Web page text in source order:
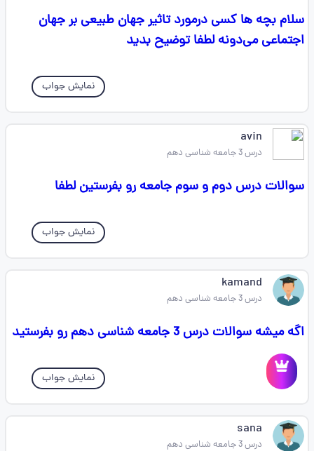
سلام بچه ها کسی درمورد تاثیر جهان طبیعی بر جهان
اجتماعی می‌دونه لطفا توضیح بدید
نمایش جواب
avin
درس 3 جامعه شناسی دهم
سوالات درس دوم و سوم جامعه رو بفرستین لطفا
نمایش جواب
kamand
درس 3 جامعه شناسی دهم
اگه میشه سوالات درس 3 جامعه شناسی دهم رو بفرستید
نمایش جواب
sana
درس 3 جامعه شناسی دهم